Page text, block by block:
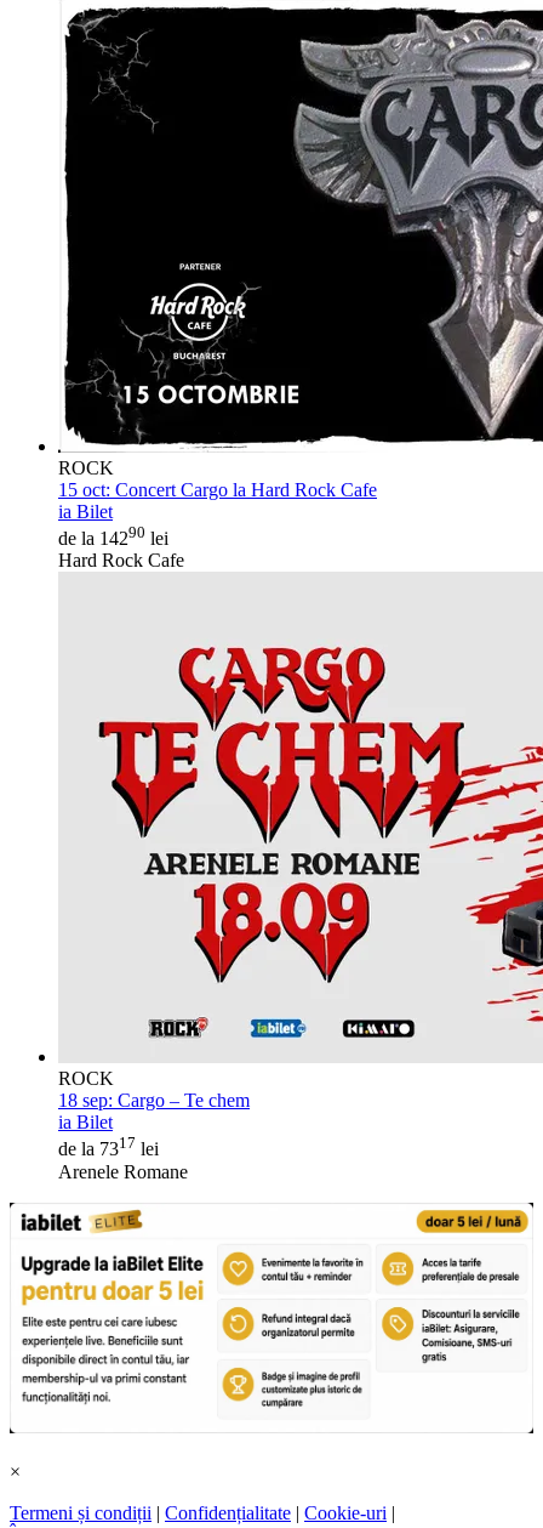
ROCK
15 oct: Concert Cargo la Hard Rock Cafe
ia Bilet
de la 14290 lei
Hard Rock Cafe
ROCK
18 sep: Cargo – Te chem
ia Bilet
de la 7317 lei
Arenele Romane
×
Termeni și condiții | Confidențialitate | Cookie-uri |